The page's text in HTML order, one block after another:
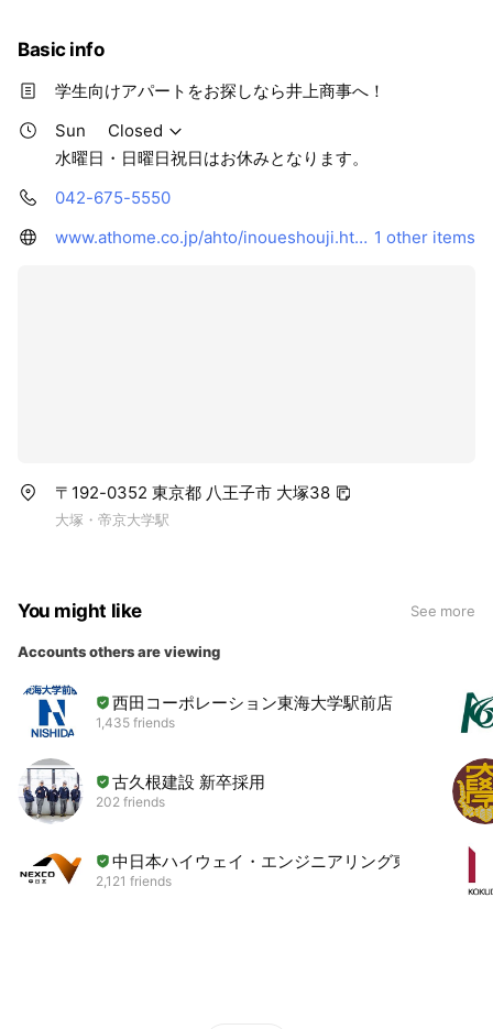
Basic info
学生向けアパートをお探しなら井上商事へ！
Sun
Closed
水曜日・日曜日祝日はお休みとなります。
042-675-5550
www.athome.co.jp/ahto/inoueshouji.html 1 other items
〒192-0352 東京都 八王子市 大塚38
大塚・帝京大学駅
You might like See more
Accounts others are viewing
西田コーポレーション東海大学駅前店
1,435 friends
古久根建設 新卒採用
202 friends
中日本ハイウェイ・エンジニアリング東京
2,121 friends